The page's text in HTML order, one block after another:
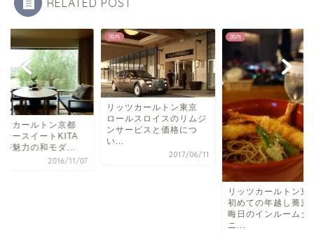
RELATED POST
ツカールトン京都
ナースイートKITA
が魅力の和モダ...
2016/11/07
国内
リッツカールトン東京
ロールスロイスのリムジ
ンサービスと価格につ
い...
2017/06/11
国内
リッツカールトン
初めての年越し蕎麦
晦日のインルームダ
ニ...